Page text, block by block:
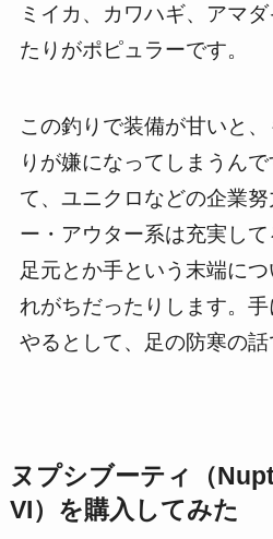
ミイカ、カワハギ、アマ
たりがポピュラーです。
この釣りで装備が甘いと
りが嫌になってしまうん
て、ユニクロなどの企業
ー・アウター系は充実して
足元とか手という末端に
れがちだったりします。
やるとして、足の防寒の話
ヌプシブーティ（
VI）を購入してみた